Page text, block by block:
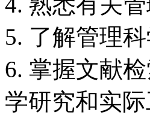
5. 了解管理
6. 掌握文献
学研究和实际